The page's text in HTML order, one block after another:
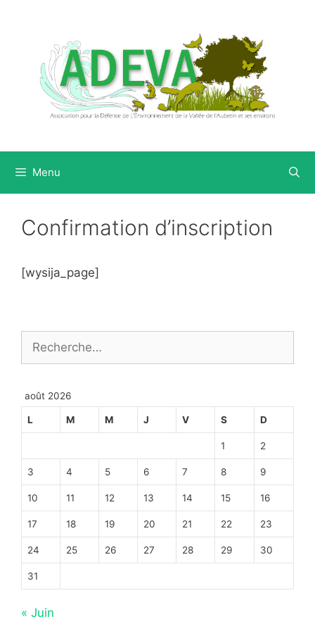
Menu
Confirmation d’inscription
[wysija_page]
Rechercher :
août 2026
L M M J V S D
1 2
3 4 5 6 7 8 9
10 11 12 13 14 15 16
17 18 19 20 21 22 23
24 25 26 27 28 29 30
31
« Juin